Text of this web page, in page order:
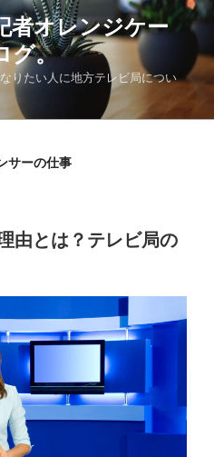
者オレンジケー
グ。
りたい人に地方テレビ局につい
サーの仕事
由とは？テレビ局の